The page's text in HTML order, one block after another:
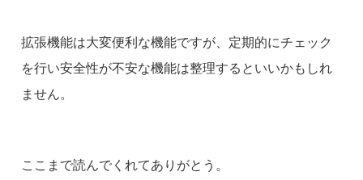
拡張機能は大変便利な機能ですが、定期的にチェック
を行い安全性が不安な機能は整理するといいかもしれ
ません。
ここまで読んでくれてありがとう。